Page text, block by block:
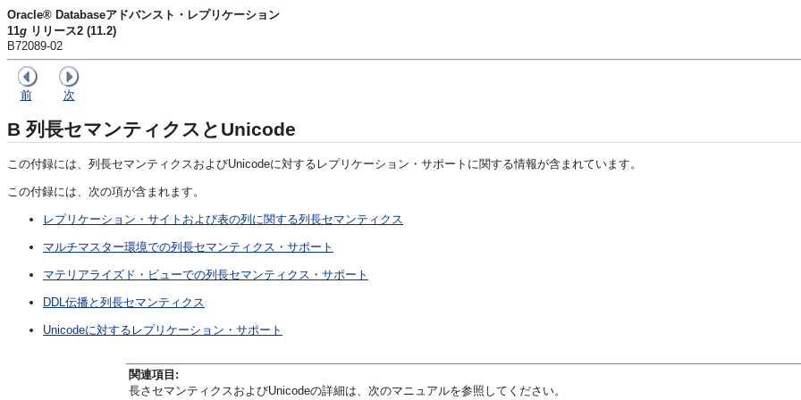
Oracle® Databaseアドバンスト・レプリケーション
11g リリース2 (11.2)
B72089-02
前 次
B 列長セマンティクスとUnicode
この付録には、列長セマンティクスおよびUnicodeに対するレプリケーション・サポートに関する情報が含まれています。
この付録には、次の項が含まれます。
レプリケーション・サイトおよび表の列に関する列長セマンティクス
マルチマスター環境での列長セマンティクス・サポート
マテリアライズド・ビューでの列長セマンティクス・サポート
DDL伝播と列長セマンティクス
Unicodeに対するレプリケーション・サポート
関連項目 :
長さセマンティクスおよびUnicodeの詳細は、次のマニュアルを参照してください。